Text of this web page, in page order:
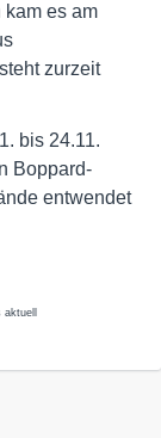
es am
zurzeit
bis 24.11.
Boppard-
entwendet